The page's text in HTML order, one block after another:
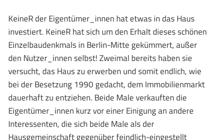
KeineR der Eigentümer_innen hat etwas in das Haus
investiert. KeineR hat sich um den Erhalt dieses schönen
Einzelbaudenkmals in Berlin-Mitte gekümmert, außer
den Nutzer_innen selbst! Zweimal bereits haben sie
versucht, das Haus zu erwerben und somit endlich, wie
bei der Besetzung 1990 gedacht, dem Immobilienmarkt
dauerhaft zu entziehen. Beide Male verkauften die
Eigentümer_innen kurz vor einer Einigung an andere
Interessenten, die sich beide Male als der
Hausgemeinschaft gegenüber feindlich-eingestellt